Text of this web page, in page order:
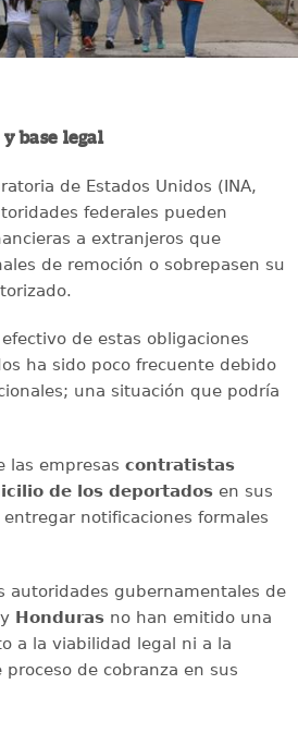
base legal
de Estados Unidos (INA,
federales pueden
a extranjeros que
de remoción o sobrepasen su
de estas obligaciones
ha sido poco frecuente debido
una situación que podría
las empresas contratistas
de los deportadosen sus
notificaciones formales
autoridades gubernamentales de
Hondurasno han emitido una
a la viabilidad legal ni a la
proceso de cobranza en sus